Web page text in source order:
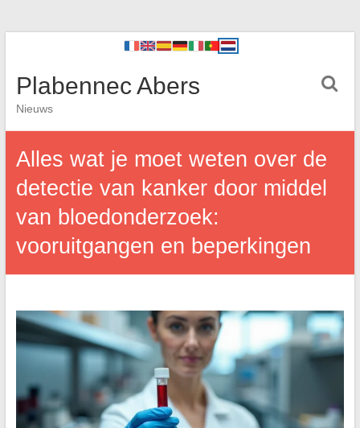
Plabennec Abers
Nieuws
Alles wat je moet weten over de
detectie van kanker door middel
van bloedonderzoek:
vooruitgangen en beperkingen